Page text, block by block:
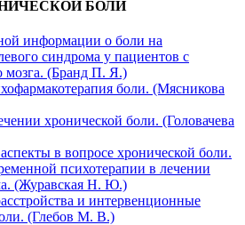
БОЛИ
информации о боли на
синдрома у пациентов с
мозга. (Бранд П. Я.)
боли. (Мясникова
хронической боли. (Головачева
в вопросе хронической боли.
психотерапии в лечении
(Журавская Н. Ю.)
и интервенционные
(Глебов М. В.)